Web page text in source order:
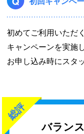
初めてご利用いただ
キャンペーンを実施
お申し込み時にスタ
総評
バラン